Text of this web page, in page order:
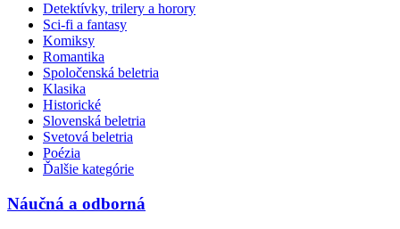
Detektívky, trilery a horory
Sci-fi a fantasy
Komiksy
Romantika
Spoločenská beletria
Klasika
Historické
Slovenská beletria
Svetová beletria
Poézia
Ďalšie kategórie
Náučná a odborná